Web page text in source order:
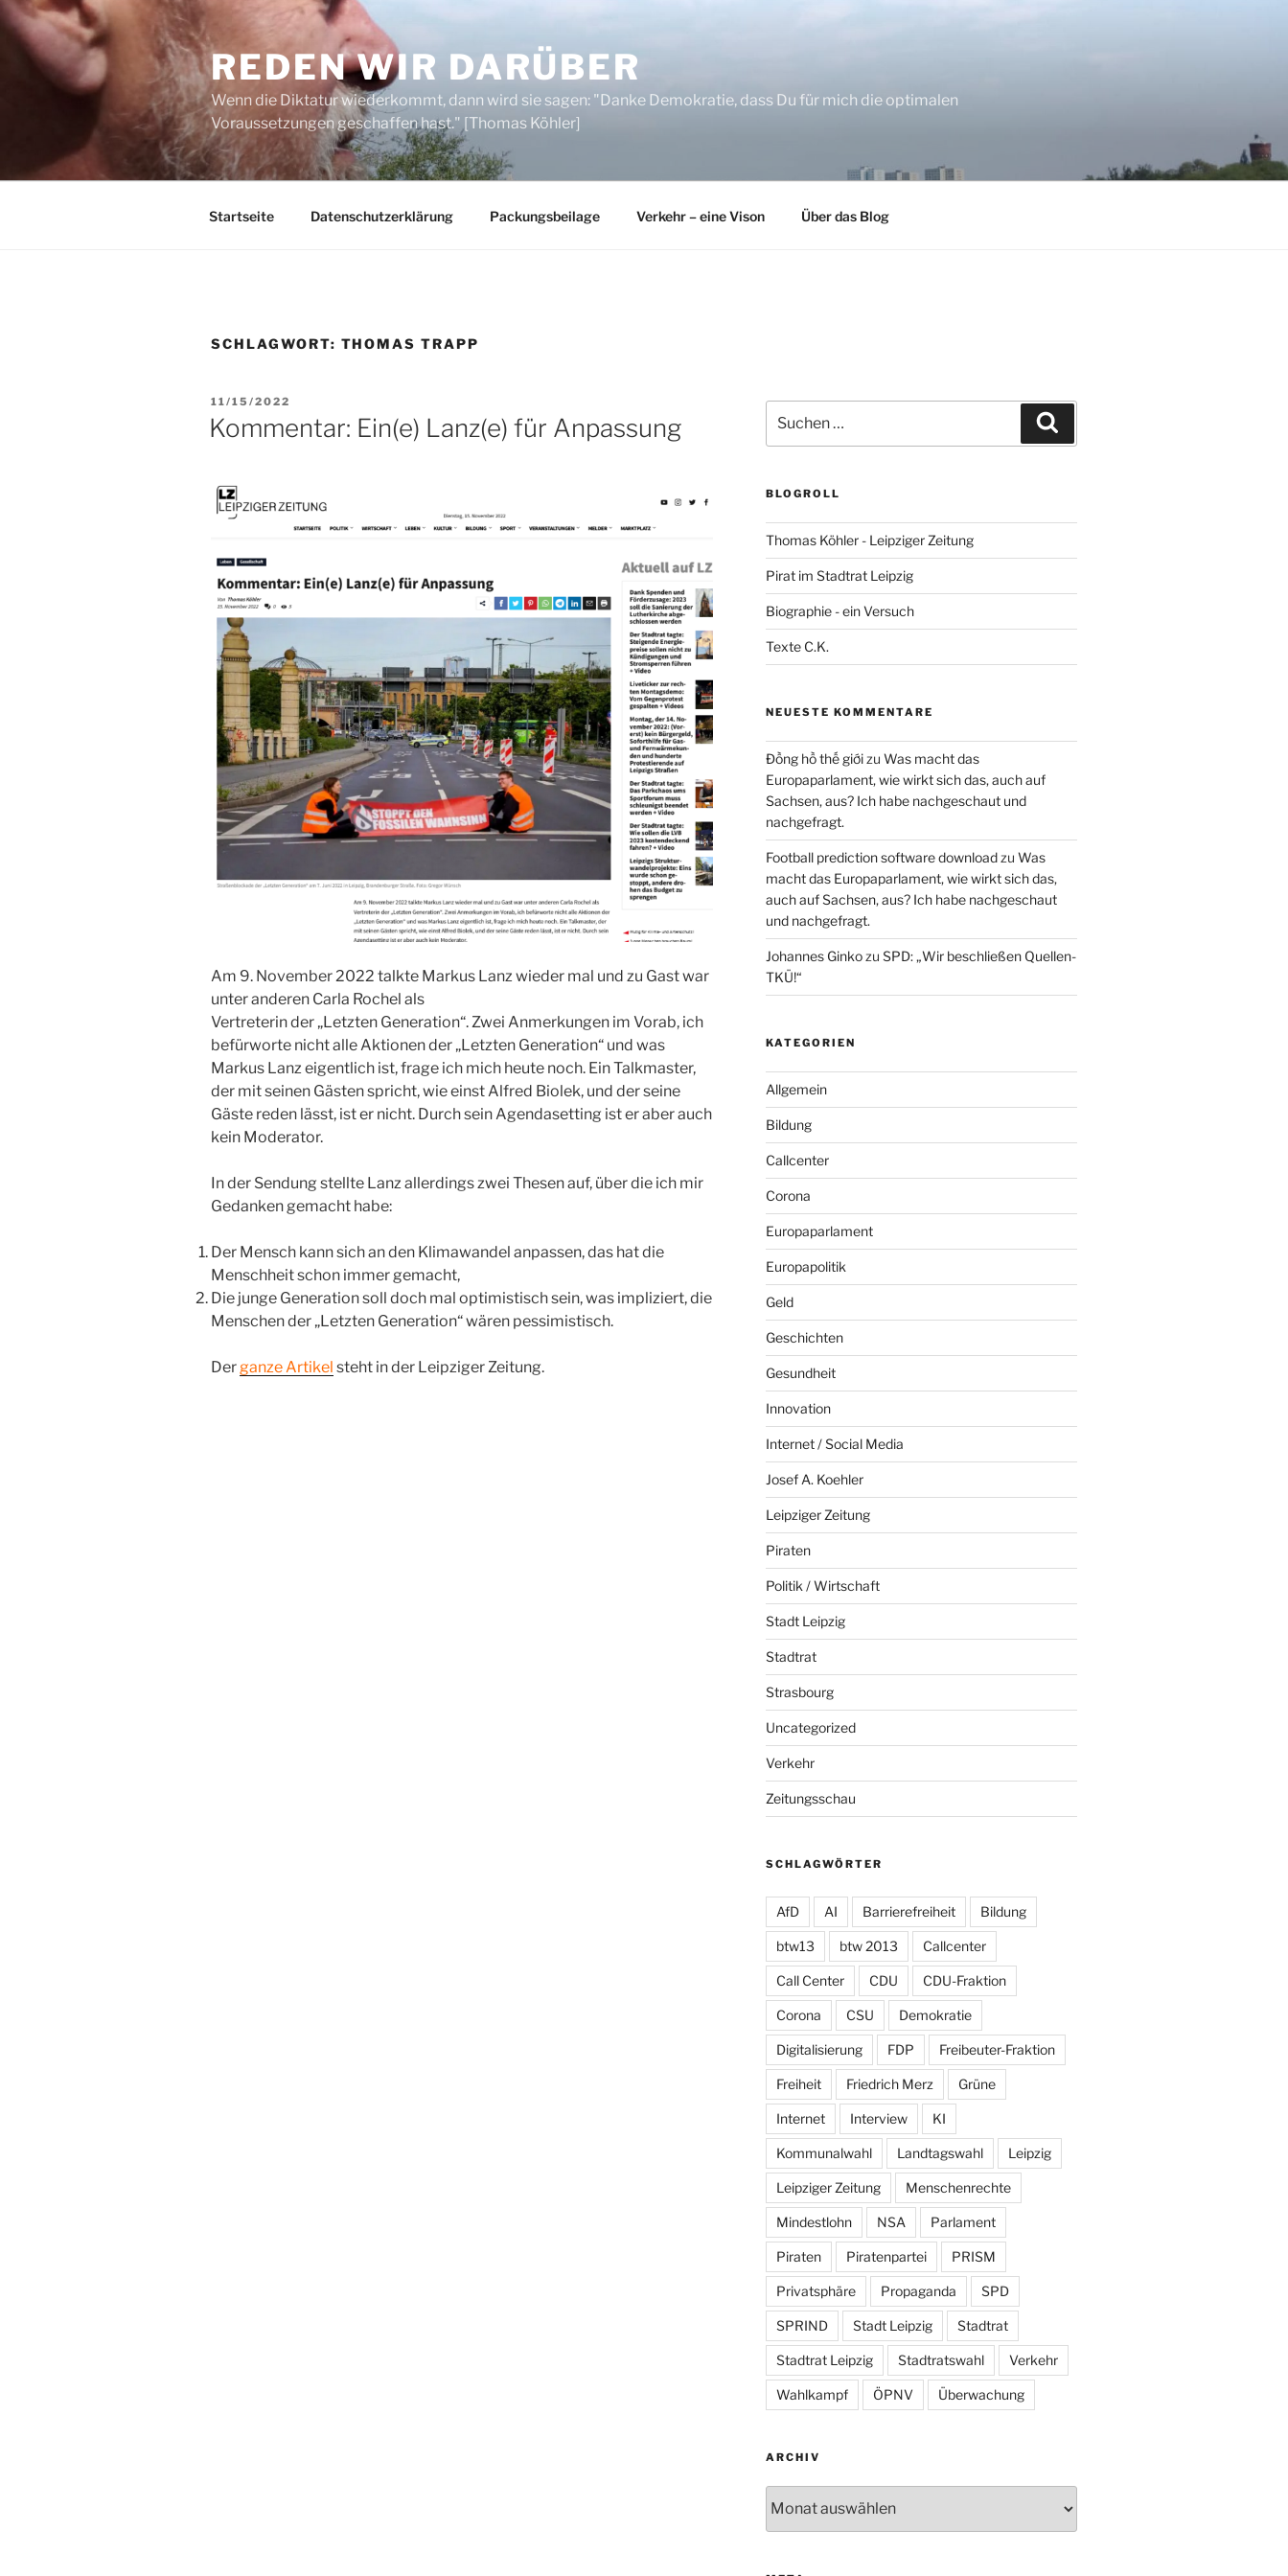
Zum
Inhalt
springen
REDEN WIR DARÜBER
Wenn die Diktatur wiederkommt, dann wird sie sagen: "Danke Demokratie, dass Du für mich die optimalen
Voraussetzungen geschaffen hast." [Thomas Köhler]
Startseite Datenschutzerklärung Packungsbeilage Verkehr – eine Vison Über das Blog
SCHLAGWORT: THOMAS TRAPP
VERÖFFENTLICHT
AM
11/15/2022
Kommentar: Ein(e) Lanz(e) für Anpassung
Am 9. November 2022 talkte Markus Lanz wieder mal und zu Gast war
unter anderen Carla Rochel als
Vertreterin der „Letzten Generation“. Zwei Anmerkungen im Vorab, ich
befürworte nicht alle Aktionen der „Letzten Generation“ und was
Markus Lanz eigentlich ist, frage ich mich heute noch. Ein Talkmaster,
der mit seinen Gästen spricht, wie einst Alfred Biolek, und der seine
Gäste reden lässt, ist er nicht. Durch sein Agendasetting ist er aber auch
kein Moderator.
In der Sendung stellte Lanz allerdings zwei Thesen auf, über die ich mir
Gedanken gemacht habe:
Der Mensch kann sich an den Klimawandel anpassen, das hat die
Menschheit schon immer gemacht,
Die junge Generation soll doch mal optimistisch sein, was impliziert, die
Menschen der „Letzten Generation“ wären pessimistisch.
Derganze Artikel steht in der Leipziger Zeitung.
nach:
BLOGROLL
Thomas Köhler - Leipziger Zeitung
Pirat im Stadtrat Leipzig
Biographie - ein Versuch
Texte C.K.
NEUESTE KOMMENTARE
Đồng hồ thế giớizu Was macht das
Europaparlament, wie wirkt sich das, auch auf
Sachsen, aus? Ich habe nachgeschaut und
nachgefragt.
Football prediction software downloadzu Was
macht das Europaparlament, wie wirkt sich das,
auch auf Sachsen, aus? Ich habe nachgeschaut
und nachgefragt.
Johannes Ginkozu SPD: „Wir beschließen Quellen-
TKÜ!“
KATEGORIEN
Allgemein
Bildung
Callcenter
Corona
Europaparlament
Europapolitik
Geld
Geschichten
Gesundheit
Innovation
Internet / Social Media
Josef A. Koehler
Leipziger Zeitung
Piraten
Politik / Wirtschaft
Stadt Leipzig
Stadtrat
Strasbourg
Uncategorized
Verkehr
Zeitungsschau
SCHLAGWÖRTER
AfD AI Barrierefreiheit Bildung
btw13 btw 2013 Callcenter
Call Center CDU CDU-Fraktion
Corona CSU Demokratie
Digitalisierung FDP Freibeuter-Fraktion
Freiheit Friedrich Merz Grüne
Internet Interview KI
Kommunalwahl Landtagswahl Leipzig
Leipziger Zeitung Menschenrechte
Mindestlohn NSA Parlament
Piraten Piratenpartei PRISM
Privatsphäre Propaganda SPD
SPRIND Stadt Leipzig Stadtrat
Stadtrat Leipzig Stadtratswahl Verkehr
Wahlkampf ÖPNV Überwachung
ARCHIV